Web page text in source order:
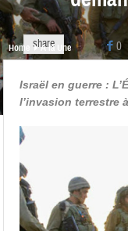
share 0
Home A la Une
Israël en guerre :
l’invasion terrestre